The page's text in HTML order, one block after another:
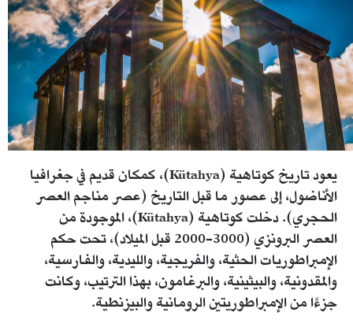
يعود تاريخ كوتاهية (Kütahya)، كمكان قديم في جغرافيا
الأناضول، إلى عصور ما قبل التاريخ (عصر مناجم العصر
الحجري). دخلت كوتاهية (Kütahya)، الموجودة من
العصر البرونزي (3000-2000 قبل الميلاد)، تحت حكم
الإمبراطوريات الحثية، والفريجية، والليدية، والفارسية،
والمقدونية، والبيثينية، والبرغامون، بهذا الترتيب، وكانت
جزءًا من الإمبراطوريتين الرومانية والبيزنطية.